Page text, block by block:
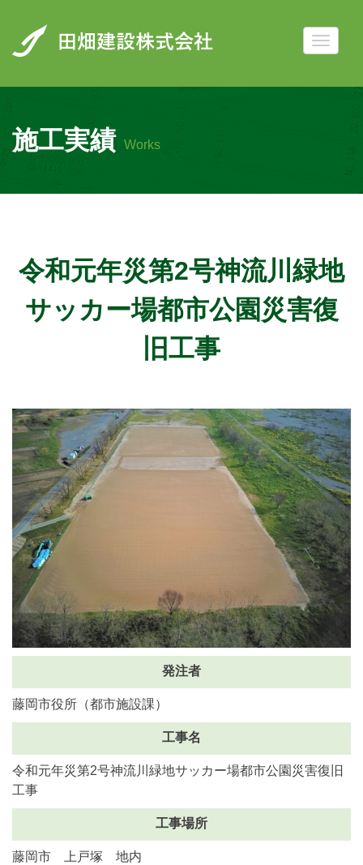
施工実績 Works
令和元年災第2号神流川緑地
サッカー場都市公園災害復
旧工事
発注者
藤岡市役所（都市施設課）
工事名
令和元年災第2号神流川緑地サッカー場都市公園災害復旧
工事
工事場所
藤岡市 上戸塚 地内